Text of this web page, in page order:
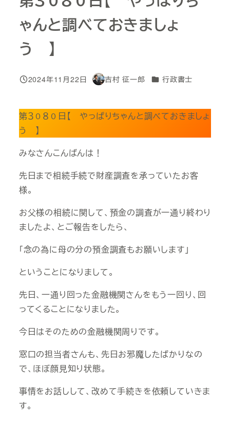
ゃんと調べておきましょ
う 】
投稿日
2024年11月22日
著
吉村 征一郎 カテゴリー
行政書士
第３０８０日【 やっぱりちゃんと調べておきましょ
う 】
みなさんこんばんは！
先日まで相続手続で財産調査を承っていたお客
様。
お父様の相続に関して、預金の調査が一通り終わり
ましたよ、とご報告をしたら、
「念の為に母の分の預金調査もお願いします」
ということになりまして。
先日、一通り回った金融機関さんをもう一回り、回
ってくることになりました。
今日はそのための金融機関周りです。
窓口の担当者さんも、先日お邪魔したばかりなの
で、ほぼ顔見知り状態。
事情をお話しして、改めて手続きを依頼していきま
す。